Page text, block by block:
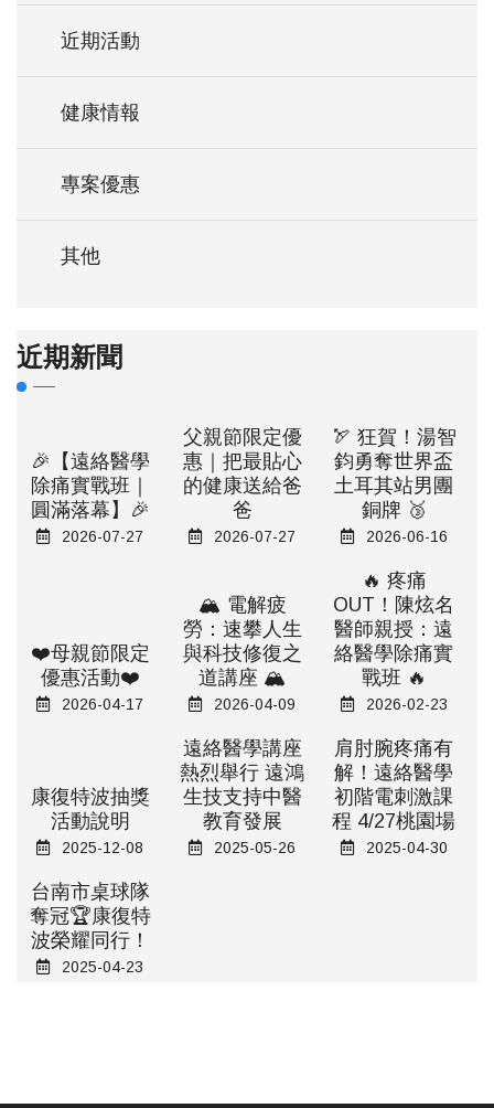
近期活動
健康情報
專案優惠
其他
近期新聞
🎉【遠絡醫學
除痛實戰班｜
圓滿落幕】🎉
2026-07-27
父親節限定優
惠｜把最貼心
的健康送給爸
爸
2026-07-27
🏹 狂賀！湯智
鈞勇奪世界盃
土耳其站男團
銅牌 🥉
2026-06-16
❤️母親節限定
優惠活動❤️
2026-04-17
🏔️ 電解疲
勞：速攀人生
與科技修復之
道講座 🏔️
2026-04-09
🔥 疼痛
OUT！陳炫名
醫師親授：遠
絡醫學除痛實
戰班 🔥
2026-02-23
康復特波抽獎
活動說明
2025-12-08
遠絡醫學講座
熱烈舉行 遠鴻
生技支持中醫
教育發展
2025-05-26
肩肘腕疼痛有
解！遠絡醫學
初階電刺激課
程 4/27桃園場
2025-04-30
台南市桌球隊
奪冠🏆康復特
波榮耀同行！
2025-04-23